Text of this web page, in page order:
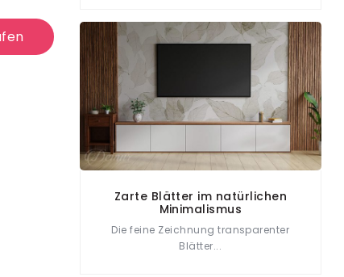
Zarte Blätter im natürlichen
Minimalismus
Die feine Zeichnung transparenter
Blätter...